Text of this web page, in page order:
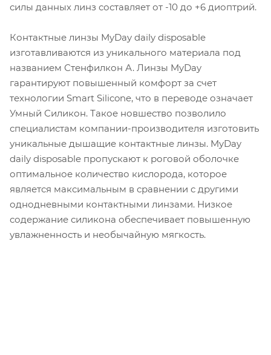
силы данных линз составляет от -10 до +6 диоптрий.
Контактные линзы MyDay daily disposable
изготавливаются из уникального материала под
названием Стенфилкон А. Линзы MyDay
гарантируют повышенный комфорт за счет
технологии Smart Silicone, что в переводе означает
Умный Силикон. Такое новшество позволило
специалистам компании-производителя изготовить
уникальные дышащие контактные линзы. MyDay
daily disposable пропускают к роговой оболочке
оптимальное количество кислорода, которое
является максимальным в сравнении с другими
однодневными контактными линзами. Низкое
содержание силикона обеспечивает повышенную
увлажненность и необычайную мягкость.